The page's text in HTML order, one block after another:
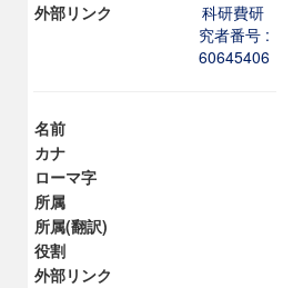
外部リンク
科研費研
究者番号 :
60645406
名前
カナ
ローマ字
所属
所属(翻訳)
役割
外部リンク